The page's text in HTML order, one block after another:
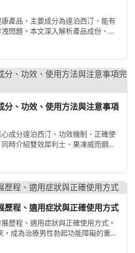
產品，主要成分為達泊西汀，能有
問題。本文深入解析產品成份、功
分、功效、使用方法與注意事項
成分達泊西汀、功效機制、正確使
時介紹雙效犀利士、果凍威而鋼雙
歷程、適用症狀與正確使用方式
歷程、適用症狀與正確使用方式。
成為治療男性勃起功能障礙的重要